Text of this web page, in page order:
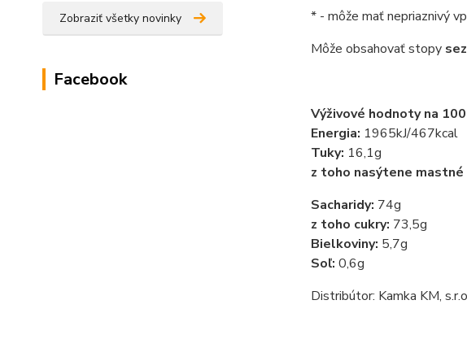
Zobraziť všetky novinky
Facebook
* - môže mať nepriaznivý
Môže obsahovať stopy
Výživové hodnoty na
Energia: 1965kJ/467kcal
Tuky: 16,1g
z toho nasýtene mastné
Sacharidy: 74g
z toho cukry: 73,5g
Bielkoviny: 5,7g
Soľ: 0,6g
Distribútor: Kamka KM,